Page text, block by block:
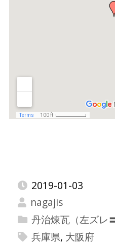
2019-01-03
nagajis
丹治煉瓦（左ズレ
兵庫県, 大阪府